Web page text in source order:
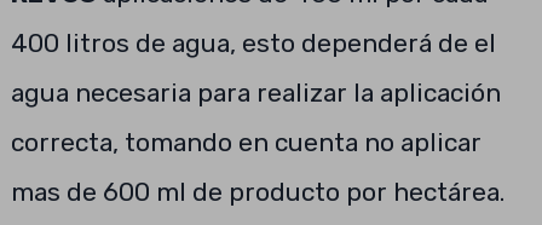
400 litros de agua, esto dependerá de el
agua necesaria para realizar la aplicación
correcta, tomando en cuenta no aplicar
mas de 600 ml de producto por hectárea.